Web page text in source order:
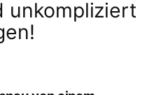
unkompliziert